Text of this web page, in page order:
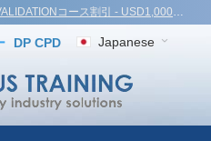
ス割引 - USD1,000！ベトナム、トルコ、マレーシア
DP CPD Japanese